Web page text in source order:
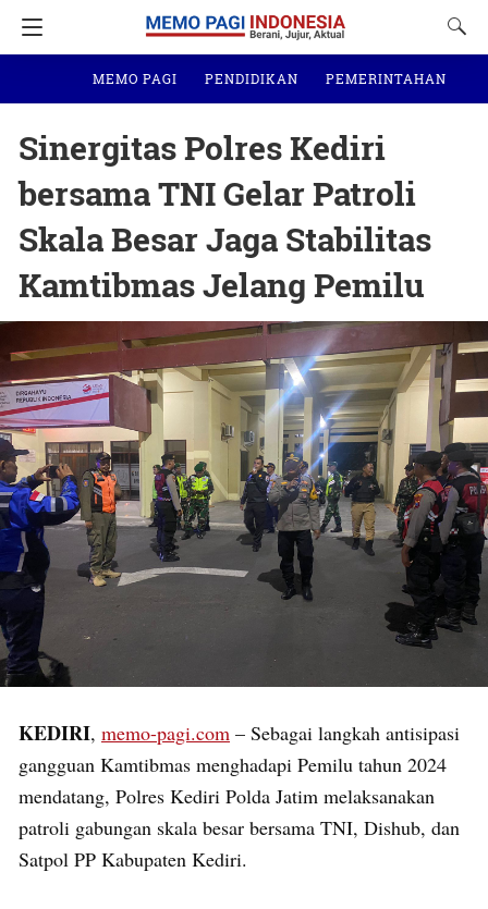
MEMO PAGI PENDIDIKAN PEMERINTAHAN
Sinergitas Polres Kediri
bersama TNI Gelar Patroli
Skala Besar Jaga Stabilitas
Kamtibmas Jelang Pemilu
KEDIRI, memo-pagi.com – Sebagai langkah antisipasi
gangguan Kamtibmas menghadapi Pemilu tahun 2024
mendatang, Polres Kediri Polda Jatim melaksanakan
patroli gabungan skala besar bersama TNI, Dishub, dan
Satpol PP Kabupaten Kediri.